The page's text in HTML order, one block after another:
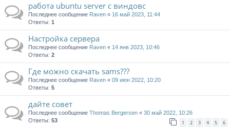
работа ubuntu server с виндовс
Последнее сообщение Raven « 16 май 2023, 11:44
Ответы: 1
Настройка сервера
Последнее сообщение Raven « 14 янв 2023, 10:46
Ответы: 2
Где можно скачать sams???
Последнее сообщение Raven « 09 июн 2022, 10:20
Ответы: 5
дайте совет
Последнее сообщение Thomas Bergersen « 30 май 2022, 10:26
Ответы: 53 1 2 3 4 5 6